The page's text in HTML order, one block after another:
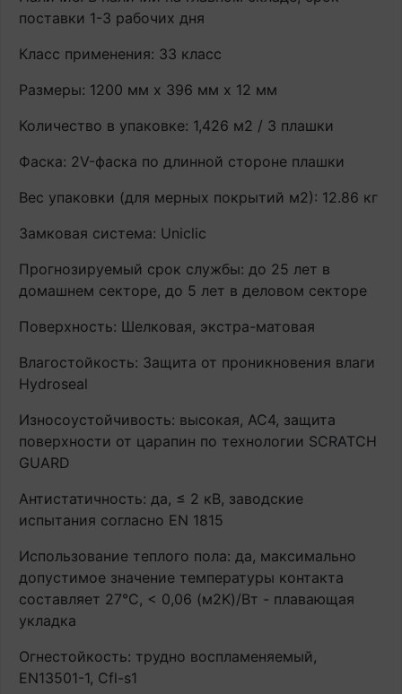
поставки 1-3 рабочих дня
Класс применения: 33 класс
Размеры: 1200 мм х 396 мм х 12 мм
Количество в упаковке: 1,426 м2 / 3 плашки
Фаска: 2V-фаска по длинной стороне плашки
Вес упаковки (для мерных покрытий м2): 12.86 кг
Замковая система: Uniclic
Прогнозируемый срок службы: до 25 лет в
домашнем секторе, до 5 лет в деловом секторе
Поверхность: Шелковая, экстра-матовая
Влагостойкость: Защита от проникновения влаги
Hydroseal
Износоустойчивость: высокая, AC4, защита
поверхности от царапин по технологии SCRATCH
GUARD
Антистатичность: да, ≤ 2 кВ, заводские
испытания согласно EN 1815
Использование теплого пола: да, максимально
допустимое значение температуры контакта
составляет 27°С, < 0,06 (м2K)/Вт - плавающая
укладка
Огнестойкость: трудно воспламеняемый,
EN13501-1, Cfl-s1